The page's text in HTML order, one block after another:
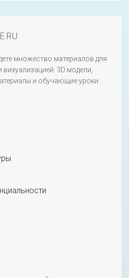
множество материалов для
3D модели,
и обучающие уроки.